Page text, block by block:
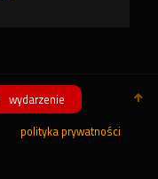
wydarzenie
polityka prywatności